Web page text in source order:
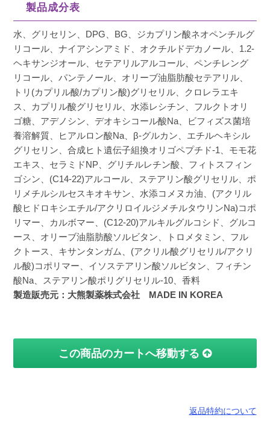
ダウンタイム中のケアとして圧倒的にベストで
す！
製品成分表
水、グリセリン、DPG、BG、ジカプリン酸ネオペンチルグ
リコール、ナイアシンアミド、オクチルドデカノール、1.2-
ヘキサンジオール、セテアリルアルコール、ペンチレング
リコール、パンテノール、オリーブ油脂肪酸セテアリル、
トリ(カプリル酸/カプリン酸)グリセリル、クロレラエキ
ス、カプリル酸グリセリル、水添レシチン、フルクトオリ
ゴ糖、アデノシン、デオキシコール酸Na、ビフィズス菌培
養溶解質、ヒアルロン酸Na、β-グルカン、エチルヘキシル
グリセリン、合成ヒト遺伝子組換オリゴペプチド-1、モモ花
エキス、セラミドNP、グリチルレチン酸、フィトスフィン
ゴシン、(C14-22)アルコール、ステアリン酸グリセリル、ポ
リメチルシルセスキオキサン、水添コメヌカ油、(アクリル
酸ヒドロキシエチル/アクリロイルジメチルタウリンNa)コポ
リマー、カルボマー、(C12-20)アルキルグルコシド、グルコ
ース、オリーブ油脂肪酸ソルビタン、トロメタミン、フル
クトース、キサンタンガム、(アクリル酸グリセリル/アクリ
ル酸)コポリマー、イソステアリン酸ソルビタン、フィチン
酸Na、ステアリン酸ポリグリセリル-10、香料
製造販売元：大熊製薬株式会社 MADE IN KOREA
この商品のカートへ移動する
返品特約について